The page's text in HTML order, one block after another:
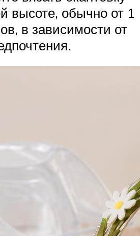
высоте, обычно от 1
в зависимости от